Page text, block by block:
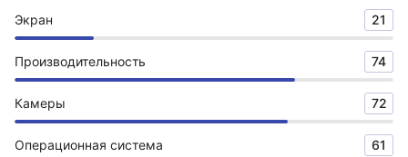
Экран 21
Производительность 74
Камеры 72
Операционная система 61